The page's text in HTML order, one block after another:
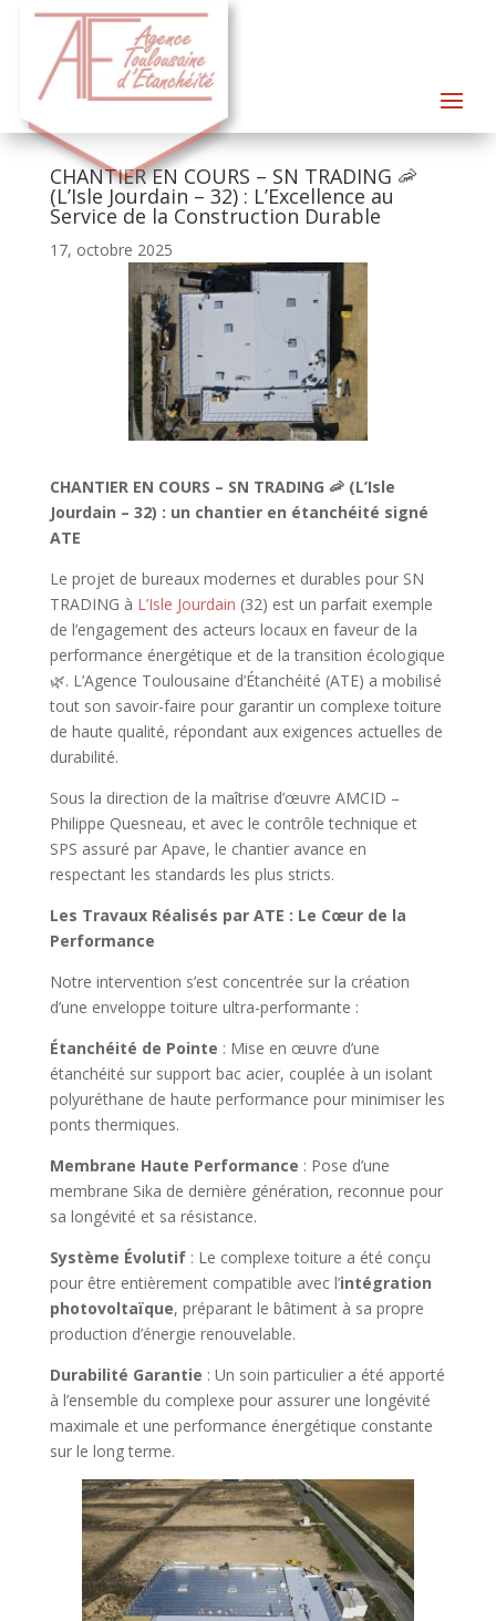
CHANTIER EN COURS – SN TRADING 🦐
(L’Isle Jourdain – 32) : L’Excellence au
Service de la Construction Durable
17, octobre 2025
CHANTIER EN COURS – SN TRADING 🦐 (L’Isle
Jourdain – 32) : un chantier en étanchéité signé
ATE
Le projet de bureaux modernes et durables pour SN
TRADING à L’Isle Jourdain (32) est un parfait exemple
de l’engagement des acteurs locaux en faveur de la
performance énergétique et de la transition écologique
🌿. L’Agence Toulousaine d’Étanchéité (ATE) a mobilisé
tout son savoir-faire pour garantir un complexe toiture
de haute qualité, répondant aux exigences actuelles de
durabilité.
Sous la direction de la maîtrise d’œuvre AMCID –
Philippe Quesneau, et avec le contrôle technique et
SPS assuré par Apave, le chantier avance en
respectant les standards les plus stricts.
Les Travaux Réalisés par ATE : Le Cœur de la
Performance
Notre intervention s’est concentrée sur la création
d’une enveloppe toiture ultra-performante :
Étanchéité de Pointe : Mise en œuvre d’une
étanchéité sur support bac acier, couplée à un isolant
polyuréthane de haute performance pour minimiser les
ponts thermiques.
Membrane Haute Performance : Pose d’une
membrane Sika de dernière génération, reconnue pour
sa longévité et sa résistance.
Système Évolutif: Le complexe toiture a été conçu
pour être entièrement compatible avec l’intégration
photovoltaïque, préparant le bâtiment à sa propre
production d’énergie renouvelable.
Durabilité Garantie : Un soin particulier a été apporté
à l’ensemble du complexe pour assurer une longévité
maximale et une performance énergétique constante
sur le long terme.